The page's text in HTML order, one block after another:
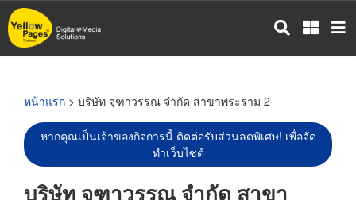
ข้าม
ไป
หน้าแรก > บริษัท จุฑาวรรณ จำกัด สาขาพระราม 2
หากคุณเป็นเจ้าของกิจการนี้ ติดต่อรับส่วนลดพิเศษ! เพื่อจัด
ทำเว็บไซต์
บริษัท จุฑาวรรณ จำกัด สาขา